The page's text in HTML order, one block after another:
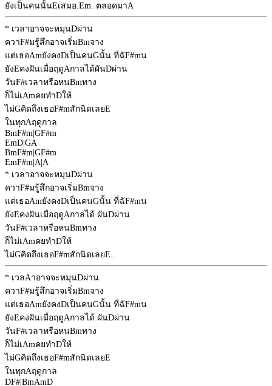
ยังเป็นคนนั้นEเสมอ.Em. ตลอดมาA
* เวลาอาจจะหมุนDผ่าน
ควาF#มรู้สึกอาจเริ่มBmจาง
แต่เธอAmยังคงDเป็นคนGนั้น ที่ฉัF#mน
ยังEคงฝันเมื่อฤดูAกาลได้ผันDผ่าน
วันF#เวลาหรือหนBmทาง
ก็ไม่เAmคยทำDให้
ไม่GคิดถึงเธอF#mสักนิดเลยE
ในทุกAฤดูกาล
BmF#m GF#m
EmD GA
BmF#m GF#m
EmF#m A A
* เวลาอาจจะหมุนDผ่าน
ควาF#มรู้สึกอาจเริ่มBmจาง
แต่เธอAmยังคงDเป็นคนGนั้น ที่ฉัF#mน
ยังEคงฝันเมื่อฤดูAกาลได้ ผันDผ่าน
วันF#เวลาหรือหนBmทาง
ก็ไม่เAmคยทำDให้
ไม่GคิดถึงเธอF#mสักนิดเลยE..
* เวลAาอาจจะหมุนDผ่าน
ควาF#มรู้สึกอาจเริ่มBmจาง
แต่เธอAmยังคงDเป็นคนGนั้น ที่ฉัF#mน
ยังEคงฝันเมื่อฤดูAกาลได้ ผันDผ่าน
วันF#เวลาหรือหนBmทาง
ก็ไม่เAmคยทำDให้
ไม่GคิดถึงเธอF#mสักนิดเลยE
ในทุกAฤดูกาล
DF# BmAmD